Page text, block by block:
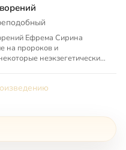
Ефрема Сирина
на пророков и
неэкзегетические